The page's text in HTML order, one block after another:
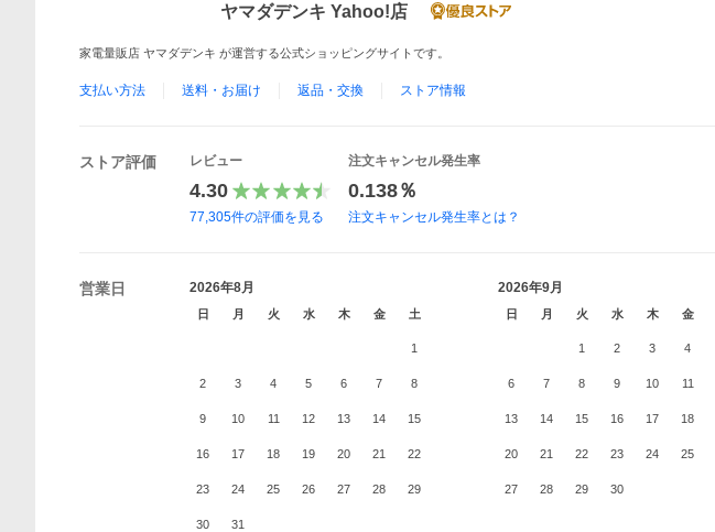
ヤマダデンキ Yahoo!店
家電量販店 ヤマダデンキ が運営する公式ショッピングサイトです。
支払い方法 送料・お届け 返品・交換 ストア情報
ストア評価 レビュー
4.30
77,305件の評価を見る
注文キャンセル発生率
0.138％
注文キャンセル発生率とは？
営業日 2026年8月
日 月 火 水 木 金 土
1
2 3 4 5 6 7 8
9 10 11 12 13 14 15
16 17 18 19 20 21 22
23 24 25 26 27 28 29
30 31
2026年9月
日 月 火 水 木 金
1 2 3 4
6 7 8 9 10 11
13 14 15 16 17 18
20 21 22 23 24 25
27 28 29 30